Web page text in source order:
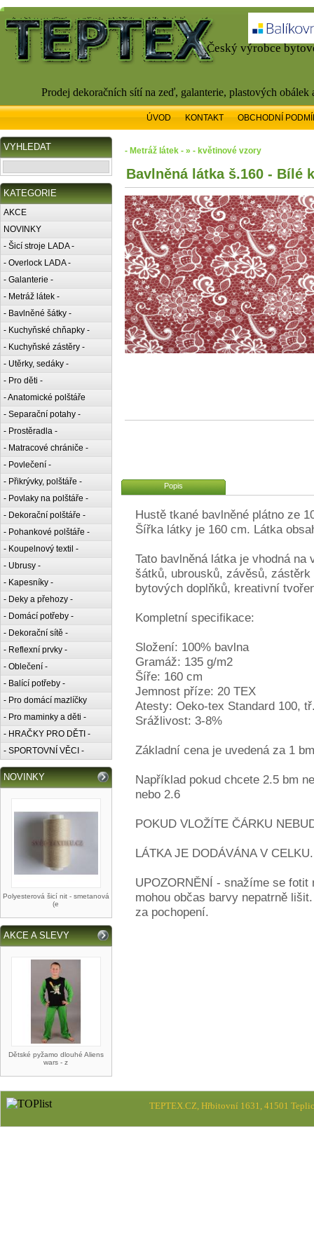
Český výrobce
Prodej dekoračních sítí na zeď, galanterie, plastových
ÚVOD KONTAKT OBCHODNÍ
VYHLEDAT
KATEGORIE
AKCE
NOVINKY
- Šicí stroje LADA -
- Overlock LADA -
- Galanterie -
- Metráž látek -
- Bavlněné šátky -
- Kuchyňské chňapky -
- Kuchyňské zástěry -
- Utěrky, sedáky -
- Pro děti -
- Anatomické polštáře
- Separační potahy -
- Prostěradla -
- Matracové chrániče -
- Povlečení -
- Přikrývky, polštáře -
- Povlaky na polštáře -
- Dekorační polštáře -
- Pohankové polštáře -
- Koupelnový textil -
- Ubrusy -
- Kapesníky -
- Deky a přehozy -
- Domácí potřeby -
- Dekorační sítě -
- Reflexní prvky -
- Oblečení -
- Balící potřeby -
- Pro domácí mazlíčky
- Pro maminky a děti -
- HRAČKY PRO DĚTI -
- SPORTOVNÍ VĚCI -
NOVINKY
Polyesterová šicí nit - smetanová
(e
AKCE A SLEVY
Dětské pyžamo dlouhé Aliens
wars - z
- Metráž látek - » - květinové vzory
Bavlněná látka š.160 - Bílé
Popis
Hustě tkané bavlněné plátno ze
Šířka látky je 160 cm. Látka
Tato bavlněná látka je vhodná
šátků, ubrousků, závěsů,
bytových doplňků, kreativní
Kompletní specifikace:
Složení: 100% bavlna
Gramáž: 135 g/m2
Šíře: 160 cm
Jemnost příze: 20 TEX
Atesty: Oeko-tex Standard 100,
Srážlivost: 3-8%
Základní cena je uvedená za 1
Například pokud chcete 2.5 bm
nebo 2.6
POKUD VLOŽÍTE ČÁRKU
LÁTKA JE DODÁVÁNA V CELKU.
UPOZORNĚNÍ - snažíme se
mohou občas barvy nepatrně
za pochopení.
TEPTEX.CZ, Hřbitovní 1631, 41501